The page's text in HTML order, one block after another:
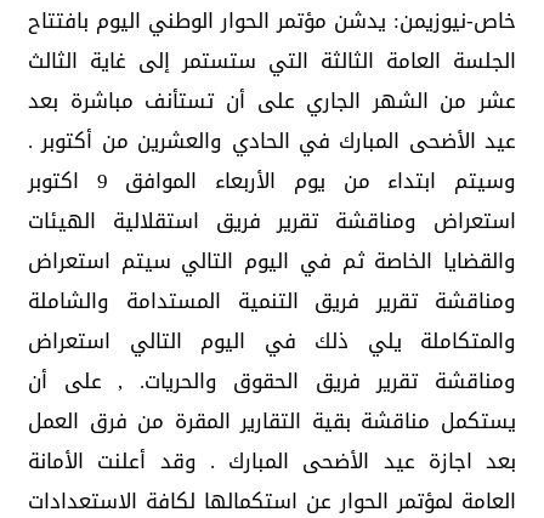
خاص-نيوزيمن: يدشن مؤتمر الحوار الوطني اليوم بافتتاح
الجلسة العامة الثالثة التي ستستمر إلى غاية الثالث
عشر من الشهر الجاري على أن تستأنف مباشرة بعد
عيد الأضحى المبارك في الحادي والعشرين من أكتوبر .
وسيتم ابتداء من يوم الأربعاء الموافق 9 اكتوبر
استعراض ومناقشة تقرير فريق استقلالية الهيئات
والقضايا الخاصة ثم في اليوم التالي سيتم استعراض
ومناقشة تقرير فريق التنمية المستدامة والشاملة
والمتكاملة يلي ذلك في اليوم التالي استعراض
ومناقشة تقرير فريق الحقوق والحريات. , على أن
يستكمل مناقشة بقية التقارير المقرة من فرق العمل
بعد اجازة عيد الأضحى المبارك . وقد أعلنت الأمانة
العامة لمؤتمر الحوار عن استكمالها لكافة الاستعدادات